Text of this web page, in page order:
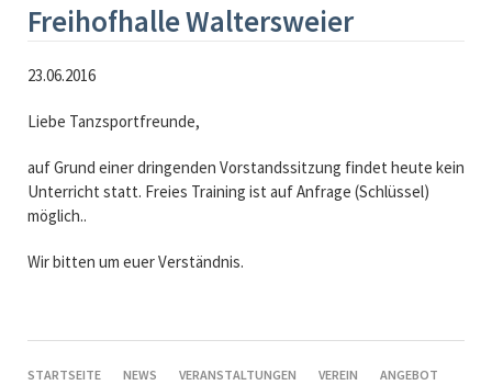
Freihofhalle Waltersweier
23.06.2016
Liebe Tanzsportfreunde,
auf Grund einer dringenden Vorstandssitzung findet heute kein
Unterricht statt. Freies Training ist auf Anfrage (Schlüssel)
möglich..
Wir bitten um euer Verständnis.
NAVIGATION
STARTSEITE NEWS VERANSTALTUNGEN VEREIN ANGEBOT